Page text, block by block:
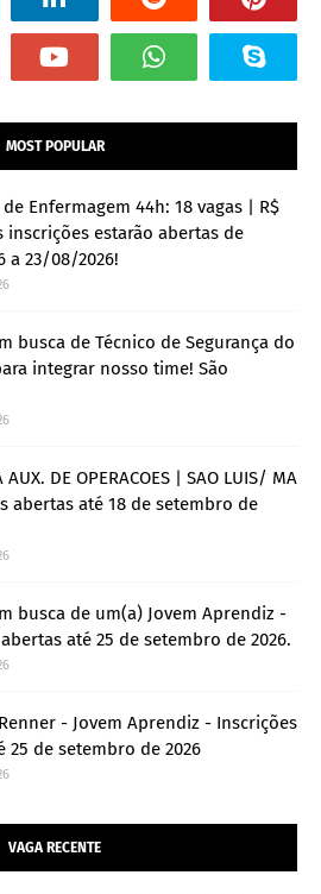
MOST POPULAR
de Enfermagem 44h: 18 vagas | R$
inscrições estarão abertas de
a 23/08/2026!
busca de Técnico de Segurança do
integrar nosso time! São
AUX. DE OPERACOES | SAO LUIS/ MA
abertas até 18 de setembro de
busca de um(a) Jovem Aprendiz -
até 25 de setembro de 2026.
- Jovem Aprendiz - Inscrições
25 de setembro de 2026
VAGA RECENTE